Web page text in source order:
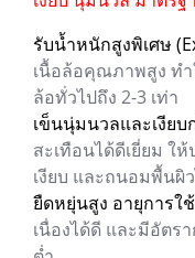
รับน้ำหนักสูงพิเศษ
เนื้อล้อคุณภาพสูง ท
ล้อทั่วไปถึง 2-3 เท่า
เข็นนุ่มนวลและเงียบ
สะเทือนได้ดีเยี่ยม ใ
เงียบ และถนอมพื้นผิ
ยืดหยุ่นสูง อายุการใ
เนื่องได้ดี และมีอัตร